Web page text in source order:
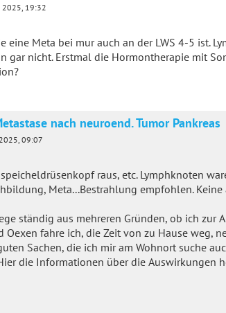
2025, 19:32
eine Meta bei mur auch an der LWS 4-5 ist.
gar nicht. Erstmal die Hormontherapie mit
nach neuroend. Tumor Pankreas
09:07
raus, etc. Lymphknoten
Meta...Bestrahlung empfohlen. Keine
ständig aus mehreren Gründen, ob ich
Oexen fahre ich, die Zeit von zu Hause weg,
Sachen, die ich mir am Wohnort suche
die Informationen über die Auswirkungen